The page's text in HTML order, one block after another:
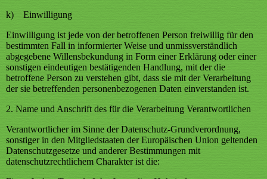
k) Einwilligung
Einwilligung ist jede von der betroffenen Person freiwillig für den
bestimmten Fall in informierter Weise und unmissverständlich
abgegebene Willensbekundung in Form einer Erklärung oder einer
sonstigen eindeutigen bestätigenden Handlung, mit der die
betroffene Person zu verstehen gibt, dass sie mit der Verarbeitung
der sie betreffenden personenbezogenen Daten einverstanden ist.
2. Name und Anschrift des für die Verarbeitung Verantwortlichen
Verantwortlicher im Sinne der Datenschutz-Grundverordnung,
sonstiger in den Mitgliedstaaten der Europäischen Union geltenden
Datenschutzgesetze und anderer Bestimmungen mit
datenschutzrechtlichem Charakter ist die: